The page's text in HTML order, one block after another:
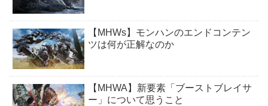
【MHWs】モンハンのエンドコンテン
ツは何が正解なのか
【MHWA】新要素「ブーストブレイサ
ー」について思うこと